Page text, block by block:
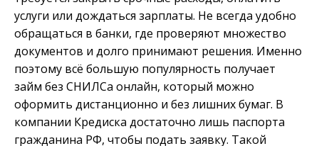
услуги или дождаться зарплаты. Не всегда удобно
обращаться в банки, где проверяют множество
документов и долго принимают решения. Именно
поэтому всё большую популярность получает
займ без СНИЛСа онлайн, который можно
оформить дистанционно и без лишних бумаг. В
компании Кредиска достаточно лишь паспорта
гражданина РФ, чтобы подать заявку. Такой